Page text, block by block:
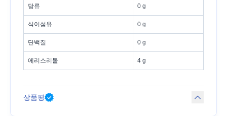
당류 0 g
식이섬유 0 g
단백질 0 g
에리스리톨 4 g
상품평